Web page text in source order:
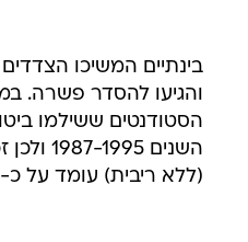
בינתיים המשיכו
והגיעו להסדר פשרה.
(ללא ריבית) עומד על כ-53.4 מיליון שקל.